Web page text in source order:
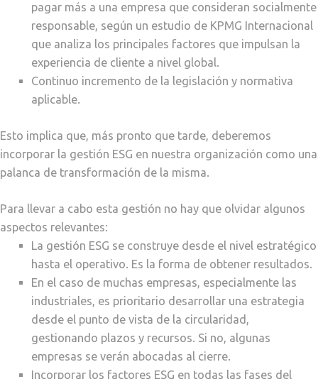
pagar más a una empresa que consideran socialmente
responsable, según un estudio de KPMG Internacional
que analiza los principales factores que impulsan la
experiencia de cliente a nivel global.
Continuo incremento de la legislación y normativa
aplicable.
Esto implica que, más pronto que tarde, deberemos
incorporar la gestión ESG en nuestra organización como una
palanca de transformación de la misma.
Para llevar a cabo esta gestión no hay que olvidar algunos
aspectos relevantes:
La gestión ESG se construye desde el nivel estratégico
hasta el operativo. Es la forma de obtener resultados.
En el caso de muchas empresas, especialmente las
industriales, es prioritario desarrollar una estrategia
desde el punto de vista de la circularidad,
gestionando plazos y recursos. Si no, algunas
empresas se verán abocadas al cierre.
Incorporar los factores ESG en todas las fases del